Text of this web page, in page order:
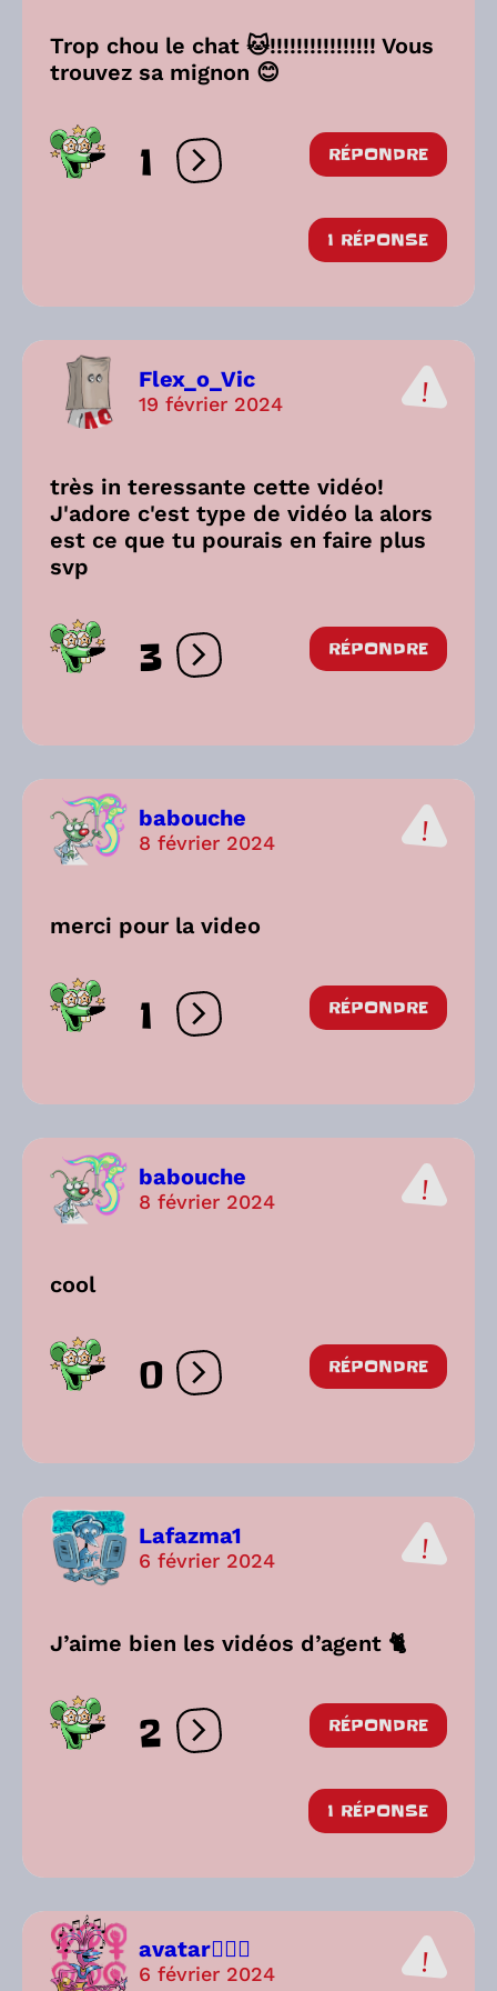
Trop chou le chat 🐱!!!!!!!!!!!!!!!! Vous
trouvez sa mignon 😊
1 Ouvrir les réactions
RÉPONDRE
1 RÉPONSE
Flex_o_Vic
19 février 2024
très in teressante cette vidéo!
J'adore c'est type de vidéo la alors
est ce que tu pourais en faire plus
svp
3 Ouvrir les réactions
RÉPONDRE
babouche
8 février 2024
merci pour la video
1 Ouvrir les réactions
RÉPONDRE
babouche
8 février 2024
cool
0 Ouvrir les réactions
RÉPONDRE
Lafazma1
6 février 2024
J’aime bien les vidéos d’agent 🐈
2 Ouvrir les réactions
RÉPONDRE
1 RÉPONSE
avatar🧝🏼‍♀️
6 février 2024